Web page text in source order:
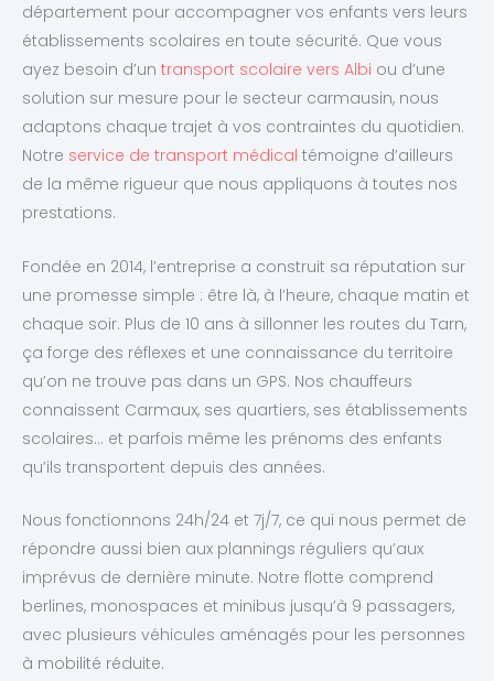
département pour accompagner vos enfants vers leurs
établissements scolaires en toute sécurité. Que vous
ayez besoin d’un transport scolaire vers Albi ou d’une
solution sur mesure pour le secteur carmausin, nous
adaptons chaque trajet à vos contraintes du quotidien.
Notre service de transport médical témoigne d’ailleurs
de la même rigueur que nous appliquons à toutes nos
prestations.
Fondée en 2014, l’entreprise a construit sa réputation sur
une promesse simple : être là, à l’heure, chaque matin et
chaque soir. Plus de 10 ans à sillonner les routes du Tarn,
ça forge des réflexes et une connaissance du territoire
qu’on ne trouve pas dans un GPS. Nos chauffeurs
connaissent Carmaux, ses quartiers, ses établissements
scolaires… et parfois même les prénoms des enfants
qu’ils transportent depuis des années.
Nous fonctionnons 24h/24 et 7j/7, ce qui nous permet de
répondre aussi bien aux plannings réguliers qu’aux
imprévus de dernière minute. Notre flotte comprend
berlines, monospaces et minibus jusqu’à 9 passagers,
avec plusieurs véhicules aménagés pour les personnes
à mobilité réduite.